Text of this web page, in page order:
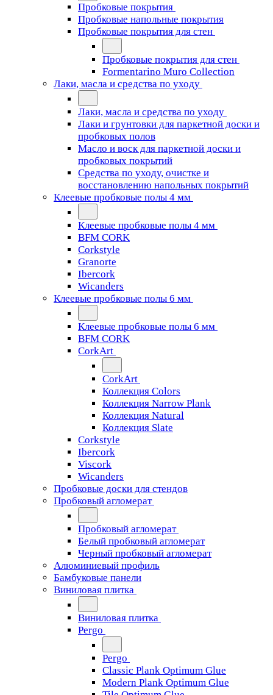
Пробковые покрытия
Пробковые напольные покрытия
Пробковые покрытия для стен
Пробковые покрытия для стен
Formentarino Muro Collection
Лаки, масла и средства по уходу
Лаки, масла и средства по уходу
Лаки и грунтовки для паркетной доски и
пробковых полов
Масло и воск для паркетной доски и
пробковых покрытий
Средства по уходу, очистке и
восстановлению напольных покрытий
Клеевые пробковые полы 4 мм
Клеевые пробковые полы 4 мм
BFM CORK
Corkstyle
Granorte
Ibercork
Wicanders
Клеевые пробковые полы 6 мм
Клеевые пробковые полы 6 мм
BFM CORK
CorkArt
CorkArt
Коллекция Colors
Коллекция Narrow Plank
Коллекция Natural
Коллекция Slate
Corkstyle
Ibercork
Viscork
Wicanders
Пробковые доски для стендов
Пробковый агломерат
Пробковый агломерат
Белый пробковый агломерат
Черный пробковый агломерат
Алюминиевый профиль
Бамбуковые панели
Виниловая плитка
Виниловая плитка
Pergo
Pergo
Classic Plank Optimum Glue
Modern Plank Optimum Glue